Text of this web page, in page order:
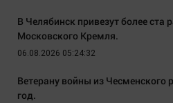
В Челябинск привезут более ста
Московского Кремля.
06.08.2026 05:24:32
Ветерану войны из Чесменского
год.